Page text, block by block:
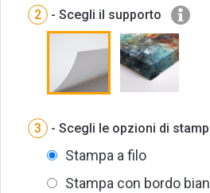
2 - Scegli il supporto
3 - Scegli le opzioni di
Stampa a filo
Stampa con bordo